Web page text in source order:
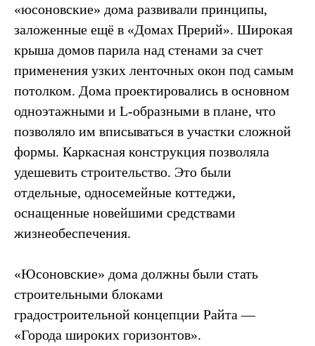
«юсоновские» дома развивали принципы,
заложенные ещё в «Домах Прерий». Широкая
крыша домов парила над стенами за счет
применения узких ленточных окон под самым
потолком. Дома проектировались в основном
одноэтажными и L-образными в плане, что
позволяло им вписываться в участки сложной
формы. Каркасная конструкция позволяла
удешевить строительство. Это были
отдельные, односемейные коттеджи,
оснащенные новейшими средствами
жизнеобеспечения.
«Юсоновские» дома должны были стать
строительными блоками
градостроительной концепции Райта —
«Города широких горизонтов».